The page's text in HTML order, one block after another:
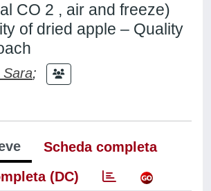
CO 2 , air and freeze)
of dried apple – Quality
Sara;
Scheda completa
(DC)